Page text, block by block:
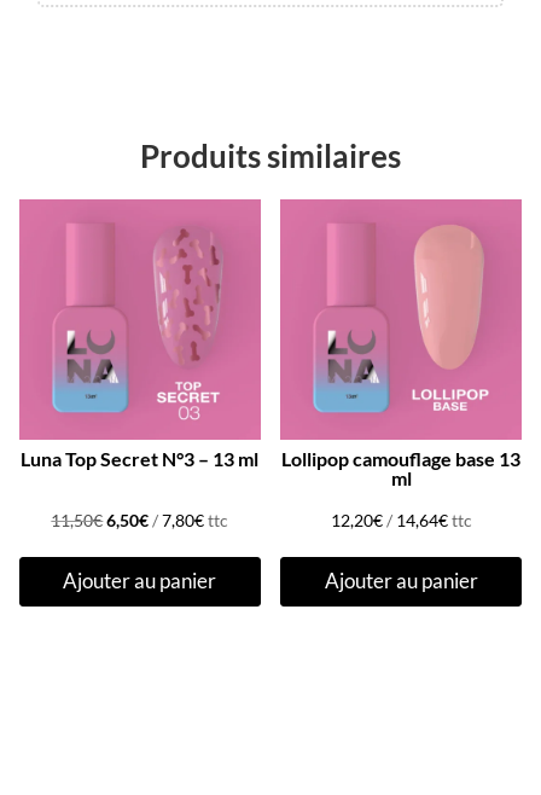
Produits similaires
Luna Top Secret N°3 – 13 ml
11,50€Le
initial
était :
6,50€Le
actuel
est :
/7,80€ttc
Ajouter au panier
Lollipop camouflage base 13
ml
12,20€/ 14,64€ttc
Ajouter au panier